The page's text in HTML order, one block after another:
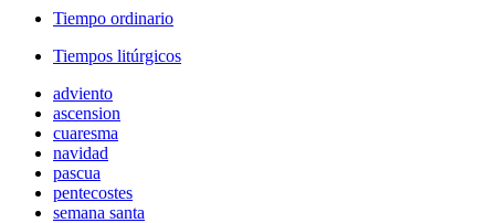
Tiempo ordinario
Tiempos litúrgicos
adviento
ascension
cuaresma
navidad
pascua
pentecostes
semana santa